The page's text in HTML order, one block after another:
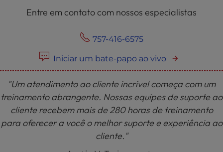
Entre em contato com nossos especialistas
757-416-6575
Iniciar um bate-papo ao vivo
"Um atendimento ao cliente incrível começa com um
treinamento abrangente. Nossas equipes de suporte ao
cliente recebem mais de 280 horas de treinamento
para oferecer a você o melhor suporte e experiência ao
cliente."